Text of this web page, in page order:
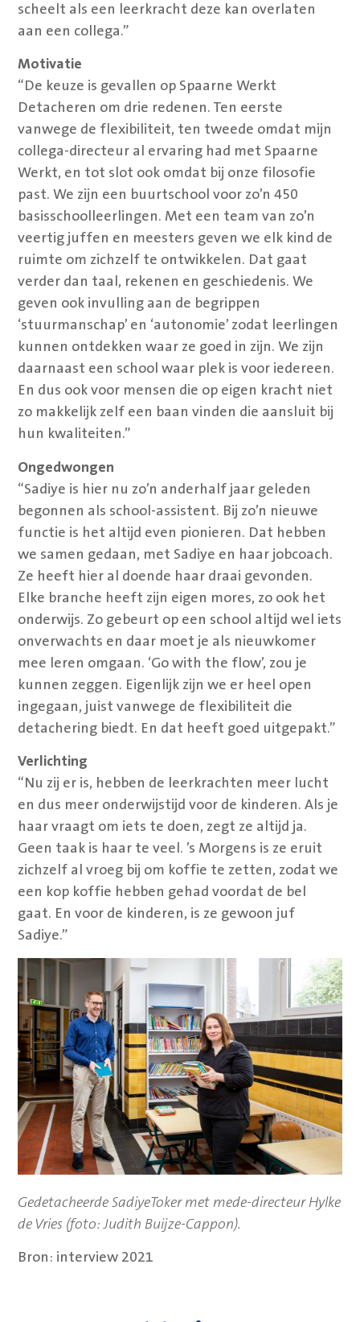
scheelt als een leerkracht deze kan overlaten
aan een collega.”
Motivatie
“De keuze is gevallen op Spaarne Werkt
Detacheren om drie redenen. Ten eerste
vanwege de flexibiliteit, ten tweede omdat mijn
collega-directeur al ervaring had met Spaarne
Werkt, en tot slot ook omdat bij onze filosofie
past. We zijn een buurtschool voor zo’n 450
basisschoolleerlingen. Met een team van zo’n
veertig juffen en meesters geven we elk kind de
ruimte om zichzelf te ontwikkelen. Dat gaat
verder dan taal, rekenen en geschiedenis. We
geven ook invulling aan de begrippen
‘stuurmanschap’ en ‘autonomie’ zodat leerlingen
kunnen ontdekken waar ze goed in zijn. We zijn
daarnaast een school waar plek is voor iedereen.
En dus ook voor mensen die op eigen kracht niet
zo makkelijk zelf een baan vinden die aansluit bij
hun kwaliteiten.”
Ongedwongen
“Sadiye is hier nu zo’n anderhalf jaar geleden
begonnen als school-assistent. Bij zo’n nieuwe
functie is het altijd even pionieren. Dat hebben
we samen gedaan, met Sadiye en haar jobcoach.
Ze heeft hier al doende haar draai gevonden.
Elke branche heeft zijn eigen mores, zo ook het
onderwijs. Zo gebeurt op een school altijd wel iets
onverwachts en daar moet je als nieuwkomer
mee leren omgaan. ‘Go with the flow’, zou je
kunnen zeggen. Eigenlijk zijn we er heel open
ingegaan, juist vanwege de flexibiliteit die
detachering biedt. En dat heeft goed uitgepakt.”
Verlichting
“Nu zij er is, hebben de leerkrachten meer lucht
en dus meer onderwijstijd voor de kinderen. Als je
haar vraagt om iets te doen, zegt ze altijd ja.
Geen taak is haar te veel. ’s Morgens is ze eruit
zichzelf al vroeg bij om koffie te zetten, zodat we
een kop koffie hebben gehad voordat de bel
gaat. En voor de kinderen, is ze gewoon juf
Sadiye.”
Gedetacheerde SadiyeToker met mede-directeur Hylke
de Vries (foto: Judith Buijze-Cappon).
Bron: interview 2021